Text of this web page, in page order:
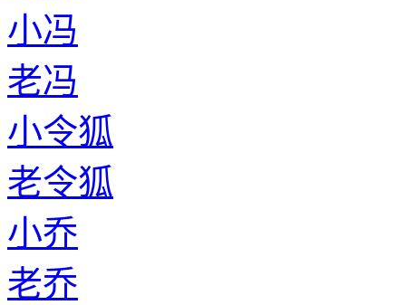
小冯
老冯
小令狐
老令狐
小乔
老乔